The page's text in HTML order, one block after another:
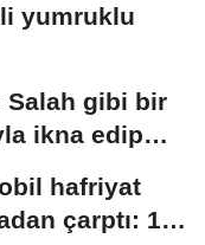
yumruklu
Salah gibi bir
ikna edip
hafriyat
çarptı: 1